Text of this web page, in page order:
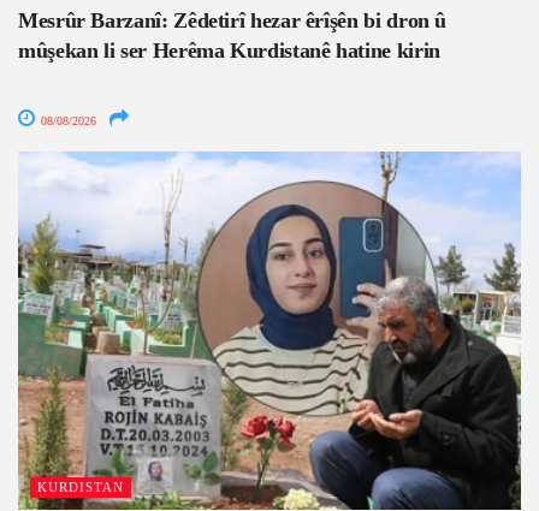
Mesrûr Barzanî: Zêdetirî hezar êrîşên bi dron û
mûşekan li ser Herêma Kurdistanê hatine kirin
08/08/2026
KURDISTAN